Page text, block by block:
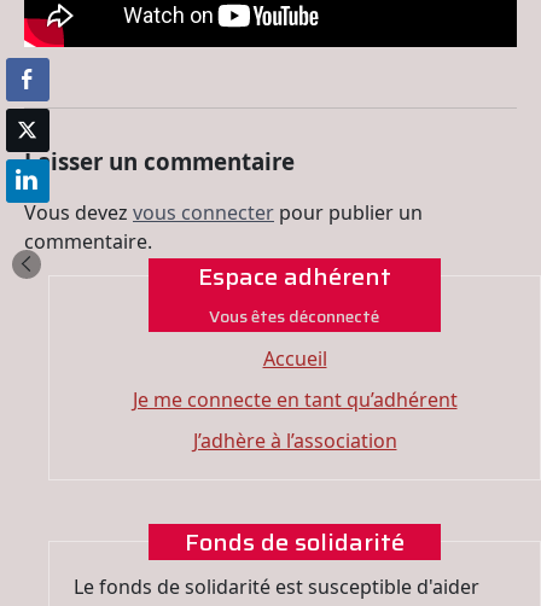
Laisser un commentaire
Vous devez vous connecter pour publier un
commentaire.
Espace adhérent
Vous êtes déconnecté
Accueil
Je me connecte en tant qu’adhérent
J’adhère à l’association
Fonds de solidarité
Le fonds de solidarité est susceptible d'aider